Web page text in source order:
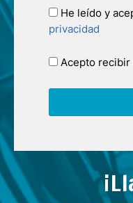
He leído y
privacidad
Acepto recibir